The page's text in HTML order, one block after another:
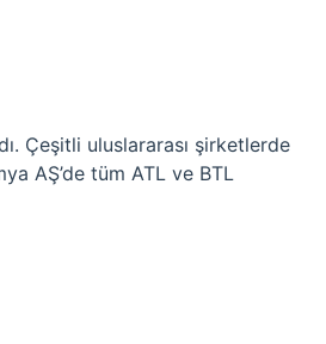
Çeşitli uluslararası şirketlerde
AŞ’de tüm ATL ve BTL